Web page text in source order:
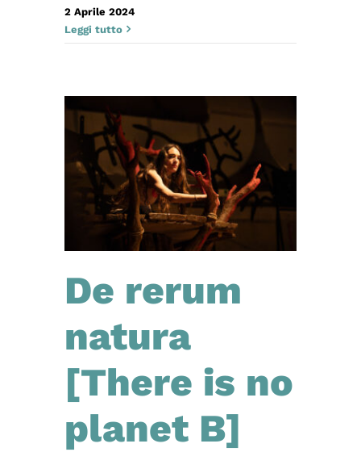
2 Aprile 2024
Leggi tutto
De rerum
natura
[There is no
planet B]